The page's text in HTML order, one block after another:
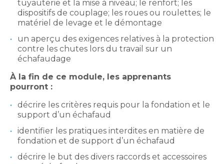
tuyauterie et la mise à niveau; le renfort; les
dispositifs de couplage; les roues ou roulettes; le
matériel de levage et le démontage
un aperçu des exigences relatives à la protection
contre les chutes lors du travail sur un
échafaudage
À la fin de ce module, les apprenants
pourront :
décrire les critères requis pour la fondation et le
support d’un échafaud
identifier les pratiques interdites en matière de
fondation et de support d’un échafaud
décrire le but des divers raccords et accessoires